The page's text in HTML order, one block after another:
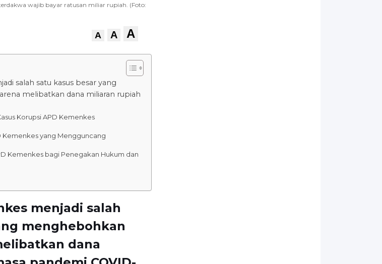
wajib bayar ratusan miliar rupiah. (Foto:
A A A
salah satu kasus besar yang
melibatkan dana miliaran rupiah
Korupsi APD Kemenkes
Kemenkes yang Mengguncang
Kemenkes bagi Penegakan Hukum dan
menjadi salah
menghebohkan
dana